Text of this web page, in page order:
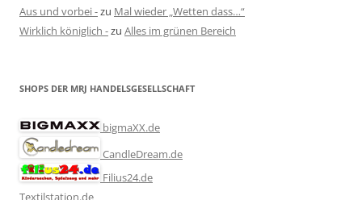
Aus und vorbei -zu Mal wieder „Wetten dass…“
Wirklich königlich -zu Alles im grünen Bereich
SHOPS DER MRJ HANDELSGESELLSCHAFT
bigmaXX.de
CandleDream.de
Filius24.de
Textilstation.de